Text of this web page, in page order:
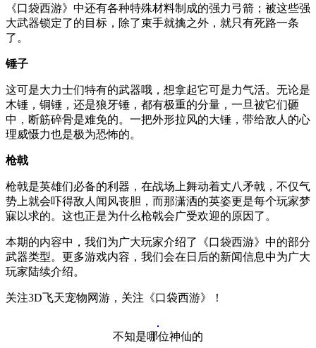
《口袋西游》中还有各种特殊材料制成的强力弓箭；被这些强
大武器锁定了的目标，除了束手就擒之外，就只有死路一条
了。
锤子
这可是大力士们特有的武器哦，想拿起它可是力气活。无论是
木锤，铜锤，还是狼牙锤，都有极重的分量，一旦被它们砸
中，断筋碎骨是难免的。一把外形拉风的大锤，带给敌人的心
理威慑力也是极为恐怖的。
枪戟
枪戟是英雄们必备的利器，在战场上舞动着丈八矛戟，不仅气
势上就会吓得敌人闻风丧胆，而那潇洒的英姿更是每个玩家梦
寐以求的。这也正是为什么枪戟会广受欢迎的原因了。
本期的内容中，我们为广大玩家介绍了《口袋西游》中的部分
武器类型。更多游戏内容，我们会在日后的新闻信息中为广大
玩家陆续介绍。
关注3D飞天宠物网游，关注《口袋西游》！
不知是哪位神仙的